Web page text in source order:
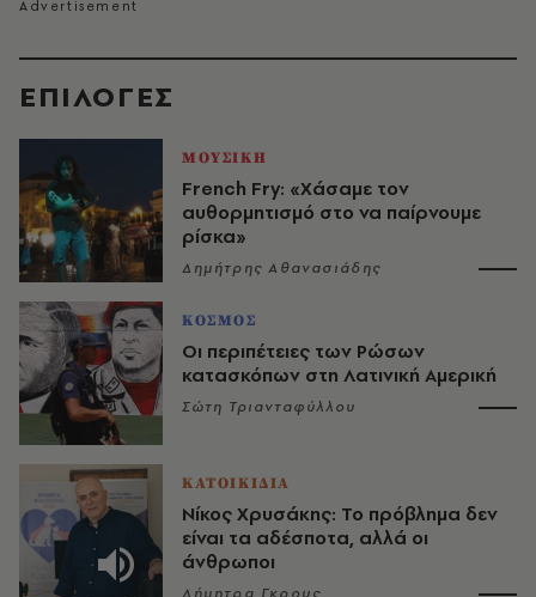
EΠΙΛΟΓΈΣ
ΜΟΥΣΙΚΗ
French Fry: «Χάσαμε τον
αυθορμητισμό στο να παίρνουμε
ρίσκα»
Δημήτρης Αθανασιάδης
ΚΟΣΜΟΣ
Οι περιπέτειες των Ρώσων
κατασκόπων στη Λατινική Αμερική
Σώτη Τριανταφύλλου
ΚΑΤΟΙΚΙΔΙΑ
Νίκος Χρυσάκης: Το πρόβλημα δεν
είναι τα αδέσποτα, αλλά οι
άνθρωποι